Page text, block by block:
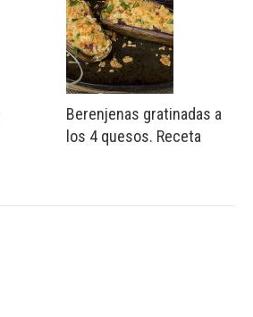
Berenjenas gratinadas a
los 4 quesos. Receta